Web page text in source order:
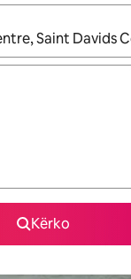
të disponueshme,
Kërko